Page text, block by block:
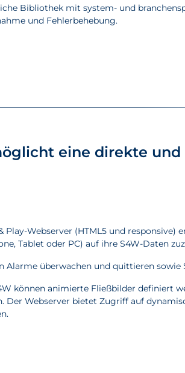
Bibliothek mit system- und
und Fehlerbehebung.
eine direkte
Play-Webserver (HTML5 und
Tablet oder PC) auf ihre S4W-Daten
Alarme überwachen und quittieren sowie
können animierte Fließbilder definiert
Der Webserver bietet Zugriff auf